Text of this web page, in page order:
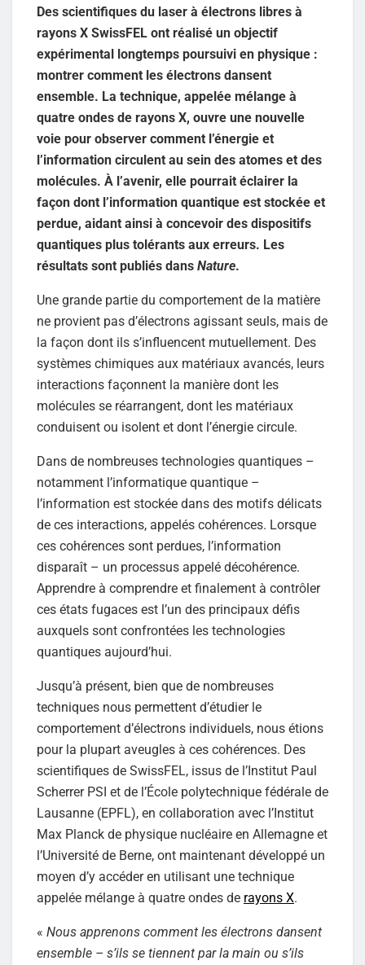
Des scientifiques du laser à électrons libres à
rayons X SwissFEL ont réalisé un objectif
expérimental longtemps poursuivi en physique :
montrer comment les électrons dansent
ensemble. La technique, appelée mélange à
quatre ondes de rayons X, ouvre une nouvelle
voie pour observer comment l’énergie et
l’information circulent au sein des atomes et des
molécules. À l’avenir, elle pourrait éclairer la
façon dont l’information quantique est stockée et
perdue, aidant ainsi à concevoir des dispositifs
quantiques plus tolérants aux erreurs. Les
résultats sont publiés dans Nature.
Une grande partie du comportement de la matière
ne provient pas d’électrons agissant seuls, mais de
la façon dont ils s’influencent mutuellement. Des
systèmes chimiques aux matériaux avancés, leurs
interactions façonnent la manière dont les
molécules se réarrangent, dont les matériaux
conduisent ou isolent et dont l’énergie circule.
Dans de nombreuses technologies quantiques –
notamment l’informatique quantique –
l’information est stockée dans des motifs délicats
de ces interactions, appelés cohérences. Lorsque
ces cohérences sont perdues, l’information
disparaît – un processus appelé décohérence.
Apprendre à comprendre et finalement à contrôler
ces états fugaces est l’un des principaux défis
auxquels sont confrontées les technologies
quantiques aujourd’hui.
Jusqu’à présent, bien que de nombreuses
techniques nous permettent d’étudier le
comportement d’électrons individuels, nous étions
pour la plupart aveugles à ces cohérences. Des
scientifiques de SwissFEL, issus de l’Institut Paul
Scherrer PSI et de l’École polytechnique fédérale de
Lausanne (EPFL), en collaboration avec l’Institut
Max Planck de physique nucléaire en Allemagne et
l’Université de Berne, ont maintenant développé un
moyen d’y accéder en utilisant une technique
appelée mélange à quatre ondes de rayons X.
« Nous apprenons comment les électrons dansent
ensemble – s’ils se tiennent par la main ou s’ils